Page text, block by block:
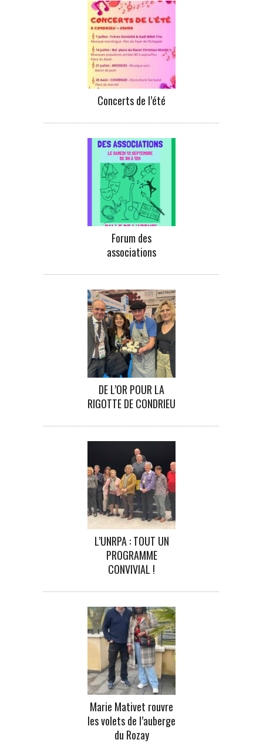
Concerts de l’été
Forum des
associations
DE L’OR POUR LA
RIGOTTE DE CONDRIEU
L’UNRPA : TOUT UN
PROGRAMME
CONVIVIAL !
Marie Mativet rouvre
les volets de l’auberge
du Rozay